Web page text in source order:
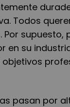
Todos
supuesto,
en su
pasan por